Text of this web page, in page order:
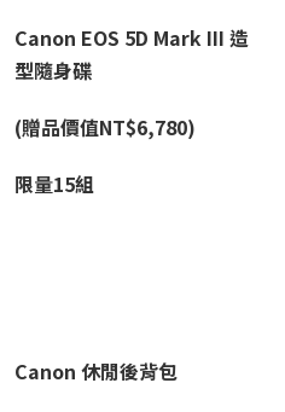
Canon EOS 5D Mark III 造
型隨身碟
(贈品價值NT$6,780)
限量15組
Canon 休閒後背包